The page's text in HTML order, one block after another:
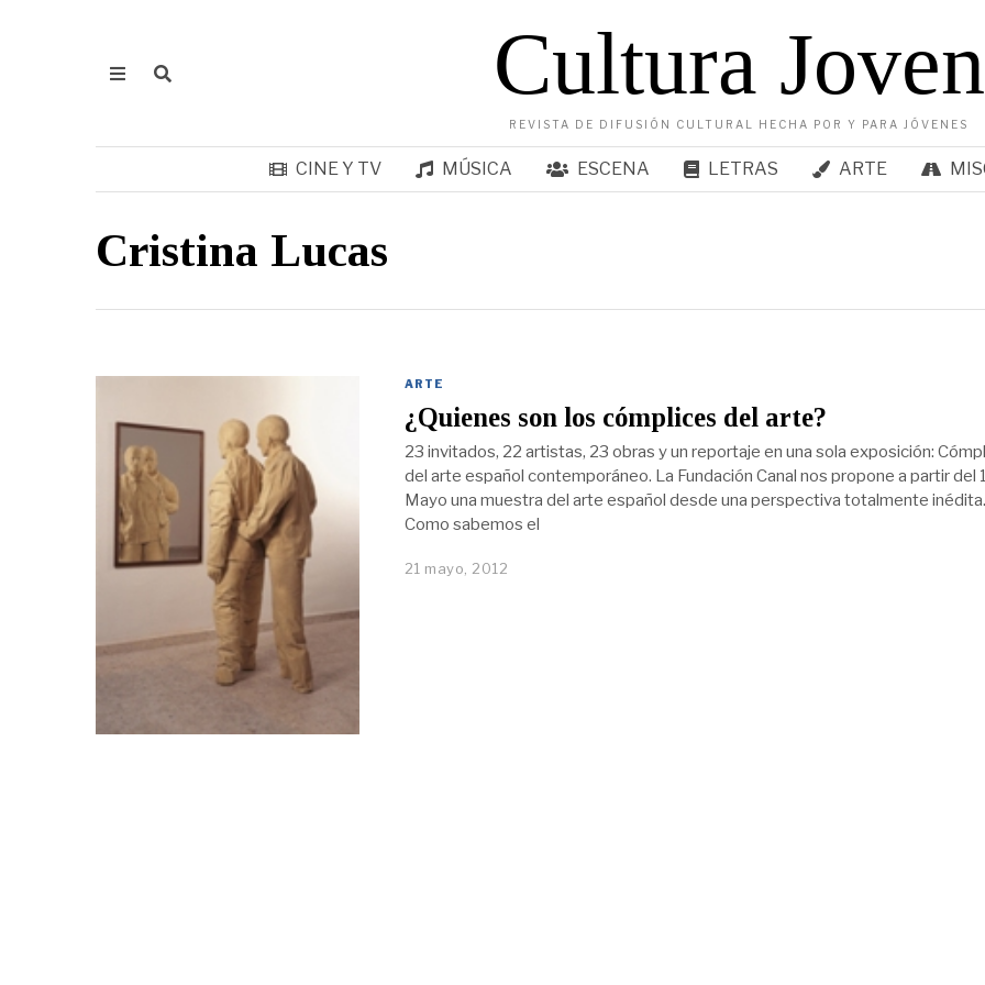
Cultura Joven
REVISTA DE DIFUSIÓN CULTURAL HECHA POR Y PARA JÓVENES
CINE Y TV MÚSICA ESCENA LETRAS ARTE
Cristina Lucas
ARTE
¿Quienes son los cómplices del arte?
23 invitados, 22 artistas, 23 obras y un reportaje en una sola exposición:
del arte español contemporáneo. La Fundación Canal nos propone a partir del
Mayo una muestra del arte español desde una perspectiva totalmente inédita.
Como sabemos el
21 mayo, 2012